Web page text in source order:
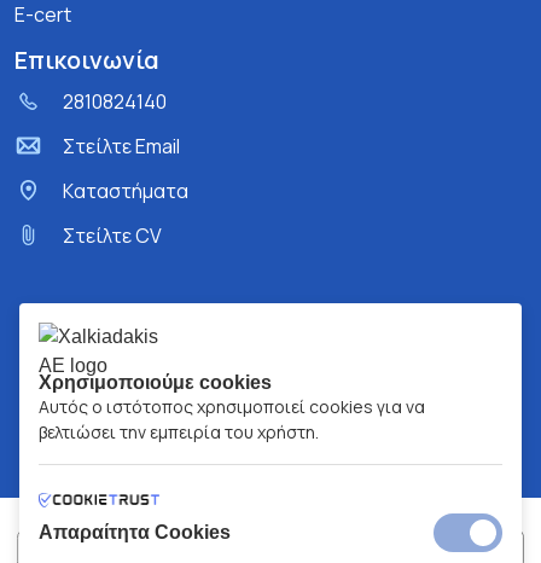
E-cert
Επικοινωνία
2810824140
Στείλτε Email
Kαταστήματα
Στείλτε CV
Χρησιμοποιούμε cookies
Αυτός ο ιστότοπος χρησιμοποιεί cookies για να
βελτιώσει την εμπειρία του χρήστη.
Απαραίτητα Cookies